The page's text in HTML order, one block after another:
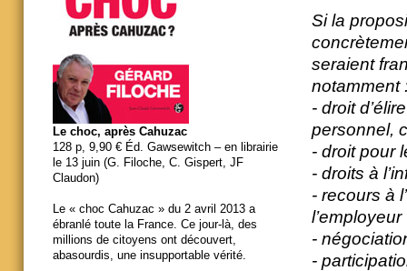
Si la
seraient
notamment
- droit
personnel,
- droit pour
- droits à
- recours à
l’employeur
-
-
Le choc, après Cahuzac
128 p, 9,90 € Éd. Gawsewitch – en librairie
le 13 juin (G. Filoche, C. Gispert, JF
Claudon)
Le « choc Cahuzac » du 2 avril 2013 a
ébranlé toute la France. Ce jour-là, des
millions de citoyens ont découvert,
abasourdis, une insupportable vérité.